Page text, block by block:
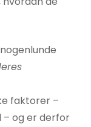
faktorer –
– og er derfor